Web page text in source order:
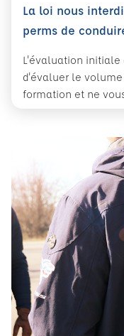
La loi nous
perms de
L'évaluation
d'évaluer le
formation et ne